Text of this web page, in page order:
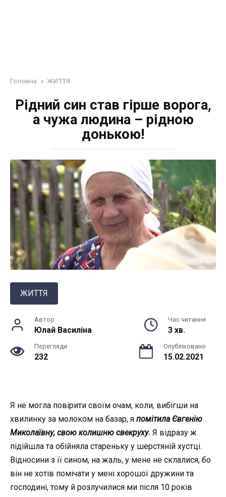
Головна » ЖИТТЯ
Рідний син став гірше ворога,
а чужа людина – рідною
донькою!
ЖИТТЯ
Автор
Юлай Василiна
Час читання
3 хв.
Перегляди
232
Опубліковано
15.02.2021
Я не могла повірити своїм очам, коли, вибігши на
хвилинку за молоком на базар, я помітила Євгенію
Миколаївну, свою колишню свекруху. Я відразу ж
підійшла та обійняла стареньку у шерстяній хустці.
Відносини з її сином, на жаль, у мене не склалися, бо
він не хотів помічати у мені хорошої дружини та
господині, тому й розлучилися ми після 10 років